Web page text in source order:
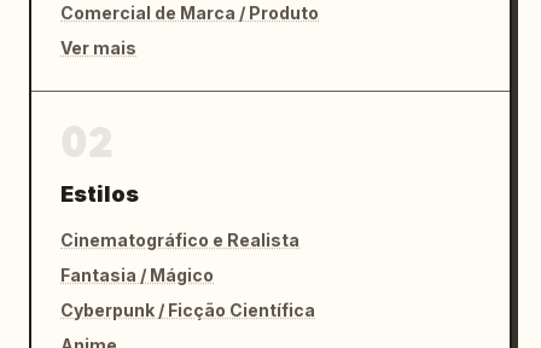
Comercial de Marca / Produto
Ver mais
Estilos
Cinematográfico e Realista
Fantasia / Mágico
Cyberpunk / Ficção Científica